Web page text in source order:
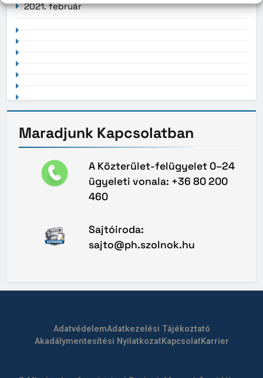
2021. február
Maradjunk Kapcsolatban
A Közterület-felügyelet 0–24
ügyeleti vonala: +36 80 200
460
Sajtóiroda:
sajto@ph.szolnok.hu
AdatvédelemAdatkezelési Tájékoztató
Akadálymentesítési NyilatkozatKapcsolatKarrier